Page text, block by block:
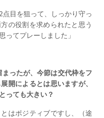
点目を狙って、しっかり守っ
の役割を求められたと思う
ってプレーしました」
ったが、今節は交代枠をフ
開によるとは思いますが、
っても大きい？
はポジティブですし、（途